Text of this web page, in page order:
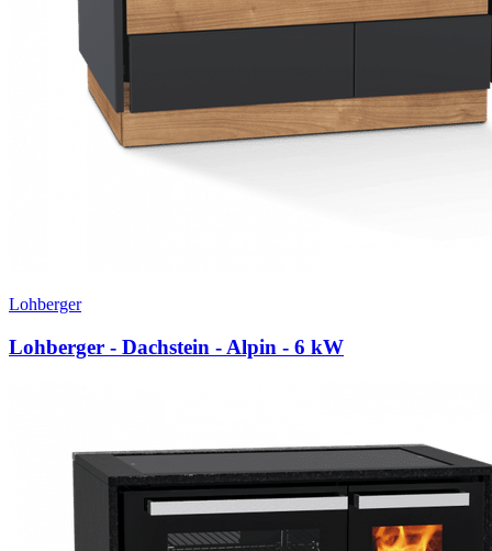
Lohberger
Lohberger - Dachstein - Alpin - 6 kW